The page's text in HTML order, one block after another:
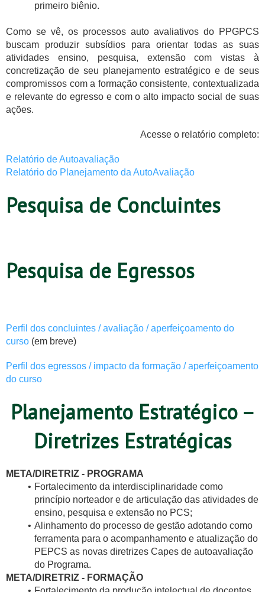
primeiro biênio.
Como se vê, os processos auto avaliativos do PPGPCS
buscam produzir subsídios para orientar todas as suas
atividades ensino, pesquisa, extensão com vistas à
concretização de seu planejamento estratégico e de seus
compromissos com a formação consistente, contextualizada
e relevante do egresso e com o alto impacto social de suas
ações.
Acesse o relatório completo:
Relatório de Autoavaliação
Relatório do Planejamento da AutoAvaliação
Pesquisa de Concluintes
Pesquisa de Egressos
Perfil dos concluintes / avaliação / aperfeiçoamento do
curso (em breve)
Perfil dos egressos / impacto da formação / aperfeiçoamento
do curso
Planejamento Estratégico –
Diretrizes Estratégicas
META/DIRETRIZ - PROGRAMA
Fortalecimento da interdisciplinaridade como
princípio norteador e de articulação das atividades de
ensino, pesquisa e extensão no PCS;
Alinhamento do processo de gestão adotando como
ferramenta para o acompanhamento e atualização do
PEPCS as novas diretrizes Capes de autoavaliação
do Programa.
META/DIRETRIZ - FORMAÇÃO